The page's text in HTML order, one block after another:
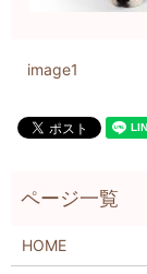
image1
HOME